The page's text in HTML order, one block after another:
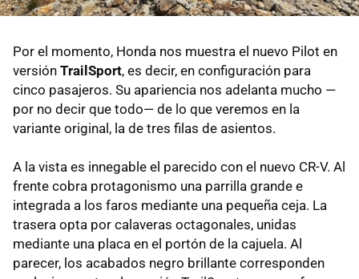
Por el momento, Honda nos muestra el nuevo Pilot en
versión TrailSport, es decir, en configuración para
cinco pasajeros. Su apariencia nos adelanta mucho —
por no decir que todo— de lo que veremos en la
variante original, la de tres filas de asientos.
A la vista es innegable el parecido con el nuevo CR-V. Al
frente cobra protagonismo una parrilla grande e
integrada a los faros mediante una pequeña ceja. La
trasera opta por calaveras octagonales, unidas
mediante una placa en el portón de la cajuela. Al
parecer, los acabados negro brillante corresponden